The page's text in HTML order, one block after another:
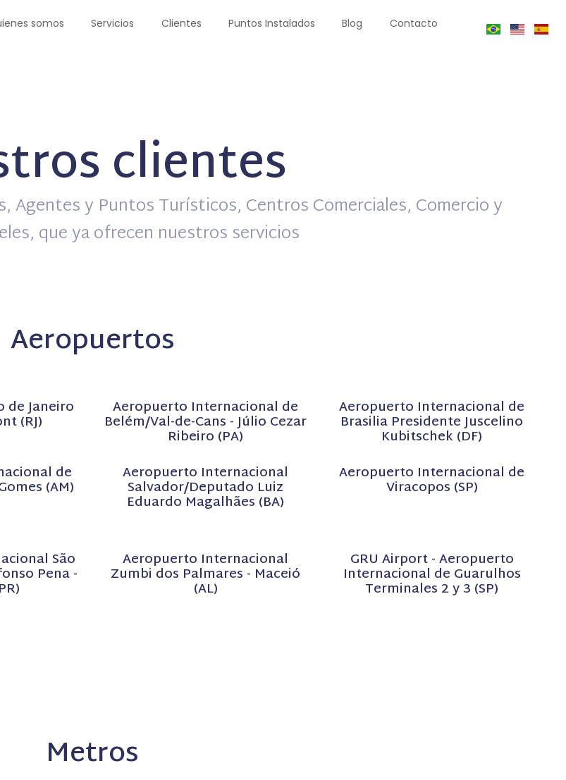
somos Servicios Clientes Puntos Instalados Blog Contacto
clientes
Agentes y Puntos Turísticos, Centros Comerciales, Comercio y
que ya ofrecen nuestros servicios
Aeropuertos
de Janeiro
(RJ)
Aeropuerto Internacional de
Belém/Val-de-Cans - Júlio Cezar
Ribeiro (PA)
Aeropuerto Internacional de
Brasilia Presidente Juscelino
Kubitschek (DF)
de
(AM)
Aeropuerto Internacional
Salvador/Deputado Luiz
Eduardo Magalhães (BA)
Aeropuerto Internacional de
Viracopos (SP)
São
Pena -
Aeropuerto Internacional
Zumbi dos Palmares - Maceió
(AL)
GRU Airport - Aeropuerto
Internacional de Guarulhos
Terminales 2 y 3 (SP)
Metros